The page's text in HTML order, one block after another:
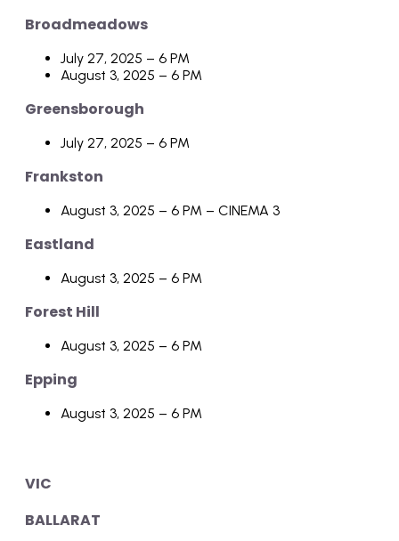
Broadmeadows
July 27, 2025 – 6 PM
August 3, 2025 – 6 PM
Greensborough
July 27, 2025 – 6 PM
Frankston
August 3, 2025 – 6 PM – CINEMA 3
Eastland
August 3, 2025 – 6 PM
Forest Hill
August 3, 2025 – 6 PM
Epping
August 3, 2025 – 6 PM
VIC
BALLARAT